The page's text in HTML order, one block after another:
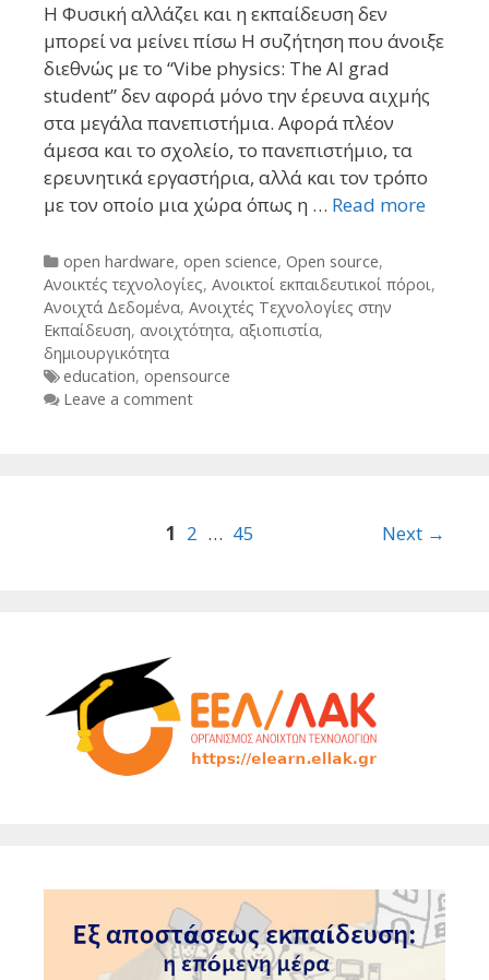
Η Φυσική αλλάζει και η εκπαίδευση δεν
μπορεί να μείνει πίσω Η συζήτηση που άνοιξε
διεθνώς με το “Vibe physics: The AI grad
student” δεν αφορά μόνο την έρευνα αιχμής
στα μεγάλα πανεπιστήμια. Αφορά πλέον
άμεσα και το σχολείο, το πανεπιστήμιο, τα
ερευνητικά εργαστήρια, αλλά και τον τρόπο
με τον οποίο μια χώρα όπως η … Read more
Categories
open hardware, open science, Open source,
Ανοικτές τεχνολογίες, Ανοικτοί εκπαιδευτικοί πόροι,
Ανοιχτά Δεδομένα, Ανοιχτές Τεχνολογίες στην
Εκπαίδευση, ανοιχτότητα, αξιοπιστία,
δημιουργικότητα
Tags
education, opensource
Leave a comment
1 2 … 45 Next →